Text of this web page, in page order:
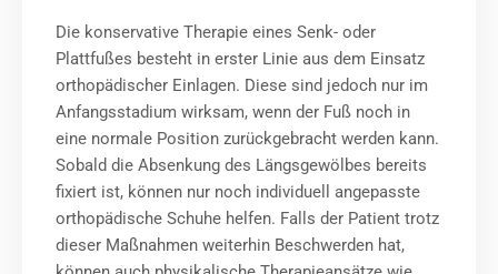
Die konservative Therapie eines Senk- oder
Plattfußes besteht in erster Linie aus dem Einsatz
orthopädischer Einlagen. Diese sind jedoch nur im
Anfangsstadium wirksam, wenn der Fuß noch in
eine normale Position zurückgebracht werden kann.
Sobald die Absenkung des Längsgewölbes bereits
fixiert ist, können nur noch individuell angepasste
orthopädische Schuhe helfen. Falls der Patient trotz
dieser Maßnahmen weiterhin Beschwerden hat,